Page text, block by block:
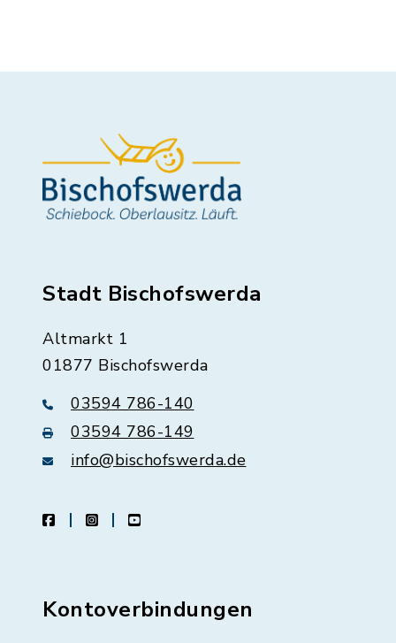
Stadt Bischofswerda
Altmarkt 1
01877 Bischofswerda
03594 786-140
03594 786-149
info@bischofswerda.de
facebookinstagramyoutube
Kontoverbindungen